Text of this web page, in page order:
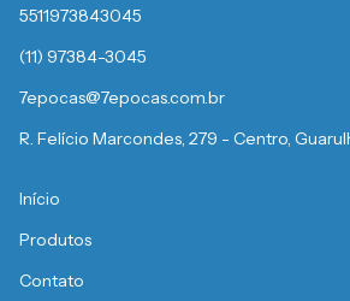
5511973843045
(11) 97384-3045
7epocas@7epocas.com.br
R. Felício Marcondes, 279 - Centro,
Início
Produtos
Contato